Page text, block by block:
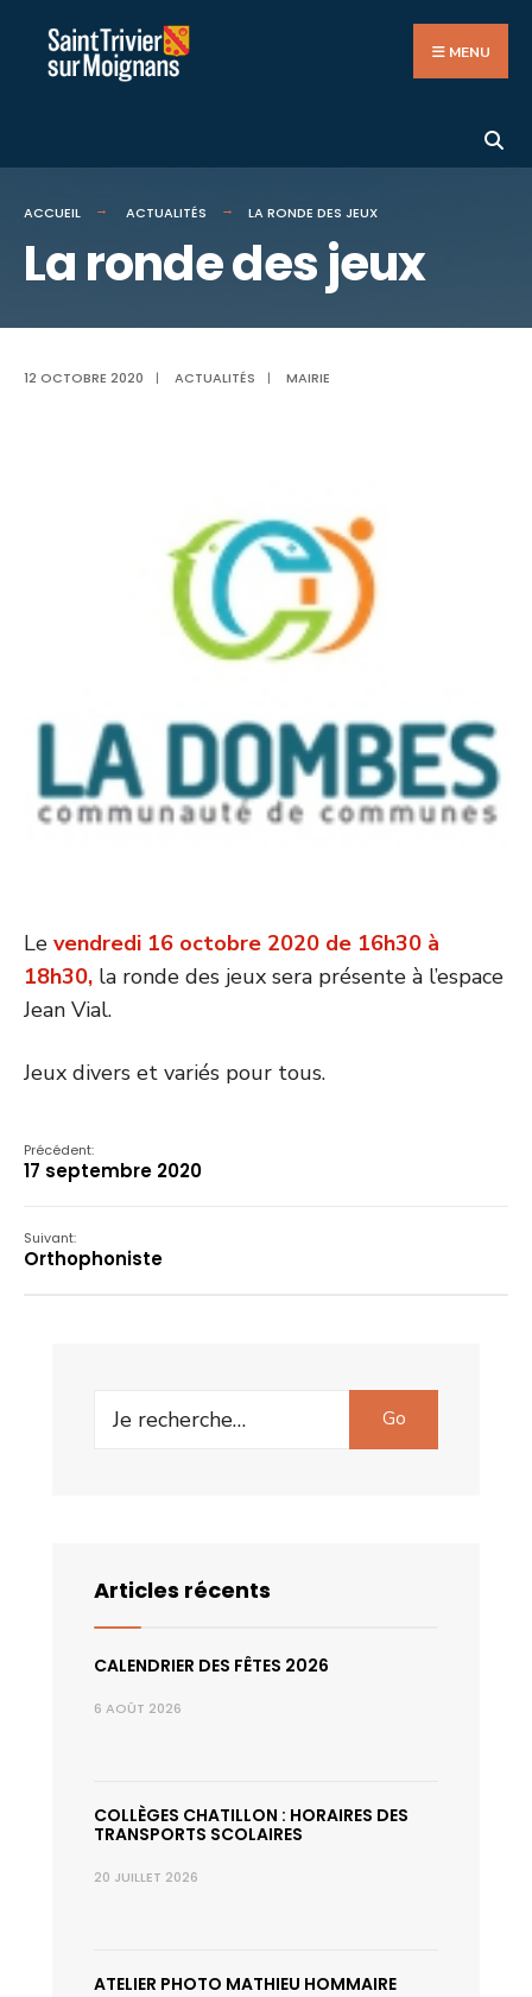
Aller
MENU
ACCUEIL ACTUALITÉS LA RONDE DES JEUX
La ronde des jeux
12 OCTOBRE 2020 | ACTUALITÉS | MAIRIE
Le vendredi 16 octobre 2020 de 16h30 à
18h30, la ronde des jeux sera présente à l’espace
Jean Vial.
Jeux divers et variés pour tous.
Précédent:
17 septembre 2020
Suivant:
Orthophoniste
Search
Go
Articles récents
CALENDRIER DES FÊTES 2026
6 AOÛT 2026
COLLÈGES CHATILLON : HORAIRES DES
TRANSPORTS SCOLAIRES
20 JUILLET 2026
ATELIER PHOTO MATHIEU HOMMAIRE
for: